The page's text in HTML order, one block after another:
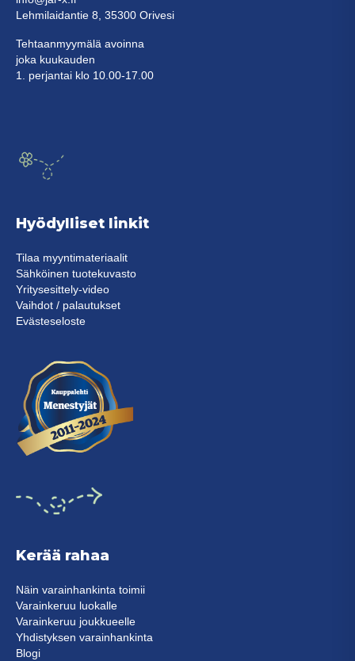
Lehmilaidantie 8, 35300 Orivesi
Tehtaanmyymälä avoinna
joka kuukauden
1. perjantai klo 10.00-17.00
Hyödylliset linkit
Tilaa myyntimateriaalit
Sähköinen tuotekuvasto
Yritysesittely-video
Vaihdot / palautukset
Evästeseloste
Kerää rahaa
Näin varainhankinta toimii
Varainkeruu luokalle
Varainkeruu joukkueelle
Yhdistyksen varainhankinta
Blogi